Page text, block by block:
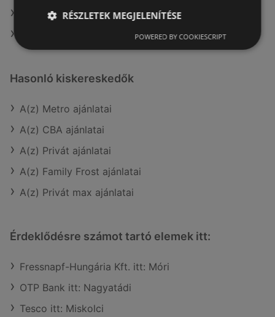
A(z) CBA aktuális akciós újságjai
A(z) Reál üzletei itt: Sopron-Fertődi
Hasonló kiskereskedők
A(z) Metro ajánlatai
A(z) CBA ajánlatai
A(z) Privát ajánlatai
A(z) Family Frost ajánlatai
A(z) Privát max ajánlatai
Érdeklődésre számot tartó elemek itt:
Fressnapf-Hungária Kft. itt: Móri
OTP Bank itt: Nagyatádi
Tesco itt: Miskolci
RÉSZLETEK MEGJELENÍTÉSE
POWERED BY COOKIESCRIPT